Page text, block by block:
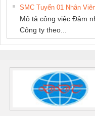
SMC Tuyển 01 Nhân
Mô tả công việc Đảm
Công ty theo...